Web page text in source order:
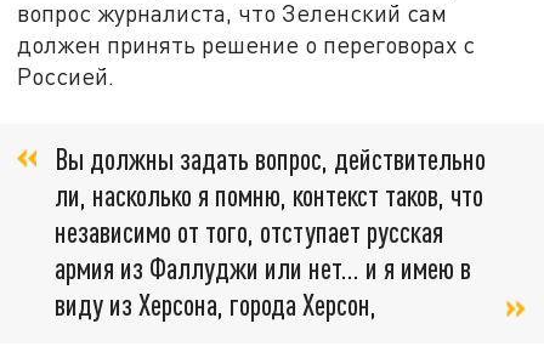
вопрос журналиста, что Зеленский сам
должен принять решение о переговорах с
Россией.
Вы должны задать вопрос, действительно
ли, насколько я помню, контекст таков, что
независимо от того, отступает русская
армия из Фаллуджи или нет... и я имею в
виду из Херсона, города Херсон,